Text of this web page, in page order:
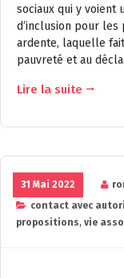
sociaux qui y voient
d’inclusion pour les
ardente, laquelle
pauvreté et au
Lire la suite
31 Mai 2022
contact avec
propositions, vie